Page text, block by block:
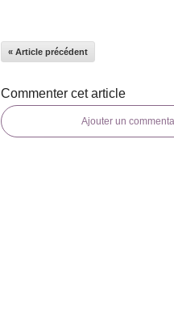
« Article précédent
Commenter cet article
Ajouter un